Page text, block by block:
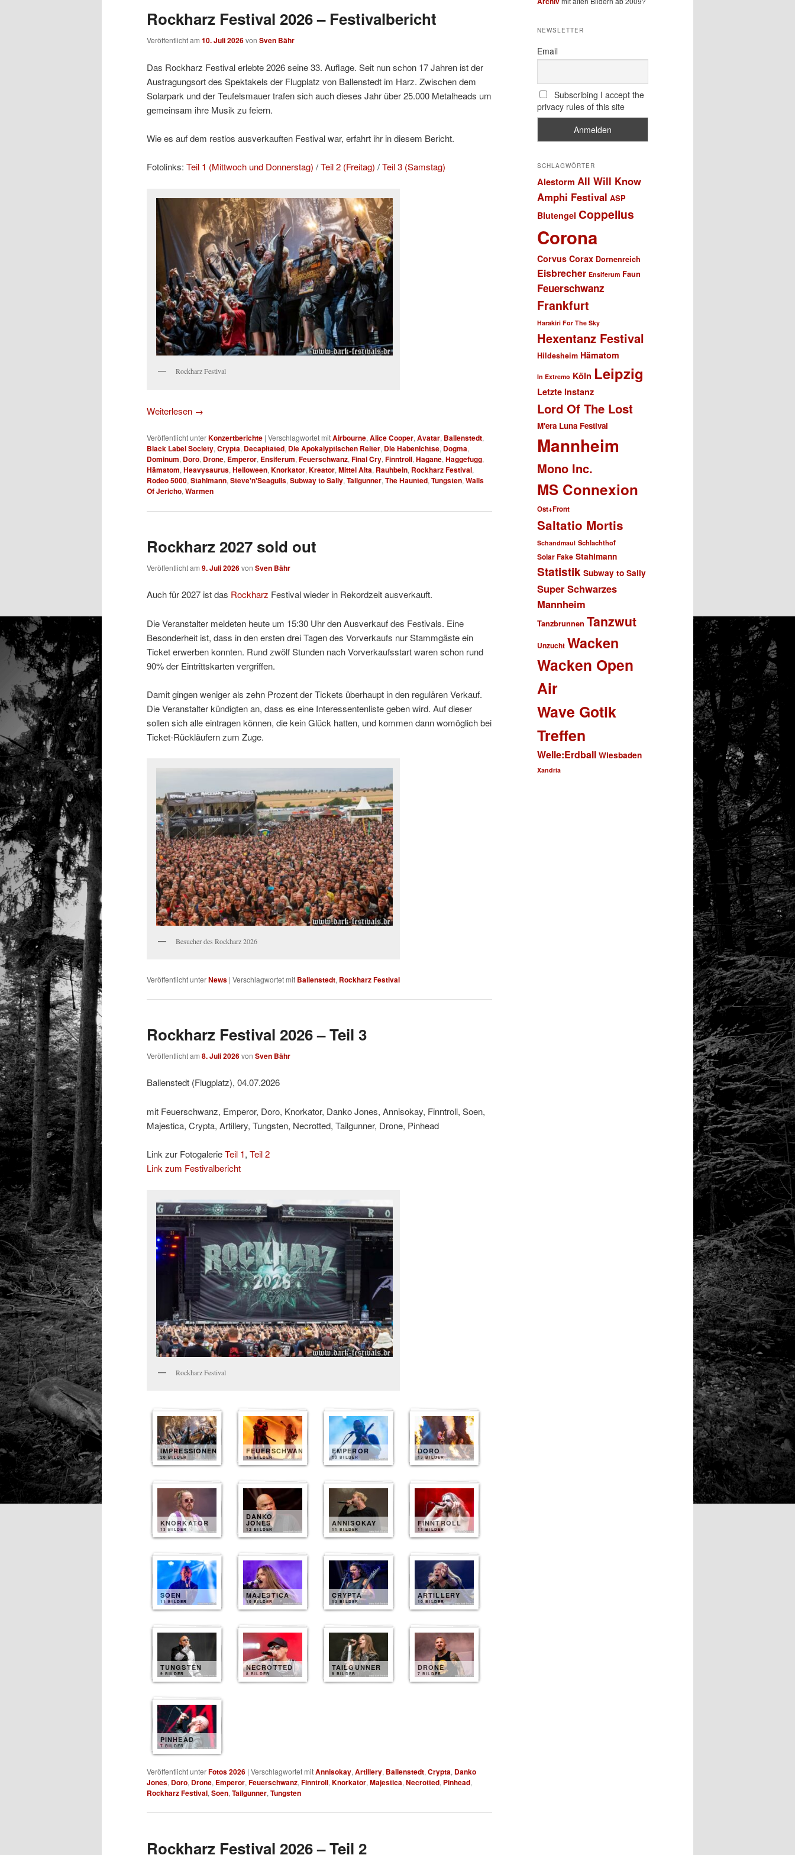
Rockharz Festival 2026 – Festivalbericht
Veröffentlicht am 10. Juli 2026von Sven Bähr
Das Rockharz Festival erlebte 2026 seine 33. Auflage. Seit nun schon 17 Jahren ist der
Austragungsort des Spektakels der Flugplatz von Ballenstedt im Harz. Zwischen dem
Solarpark und der Teufelsmauer trafen sich auch dieses Jahr über 25.000 Metalheads um
gemeinsam ihre Musik zu feiern.
Wie es auf dem restlos ausverkauften Festival war, erfahrt ihr in diesem Bericht.
Fotolinks: Teil 1 (Mittwoch und Donnerstag) /Teil 2 (Freitag) /Teil 3 (Samstag)
Rockharz Festival
Weiterlesen →
Veröffentlicht unterKonzertberichte | Verschlagwortet mitAirbourne, Alice Cooper, Avatar, Ballenstedt,
Black Label Society, Crypta, Decapitated, Die Apokalyptischen Reiter, Die Habenichtse, Dogma,
Dominum, Doro, Drone, Emperor, Ensiferum, Feuerschwanz, Final Cry, Finntroll, Hagane, Haggefugg,
Hämatom, Heavysaurus, Helloween, Knorkator, Kreator, Mittel Alta, Rauhbein, Rockharz Festival,
Rodeo 5000, Stahlmann, Steve'n'Seagulls, Subway to Sally, Tailgunner, The Haunted, Tungsten, Walls
Of Jericho, Warmen
Rockharz 2027 sold out
Veröffentlicht am 9. Juli 2026von Sven Bähr
Auch für 2027 ist das Rockharz Festival wieder in Rekordzeit ausverkauft.
Die Veranstalter meldeten heute um 15:30 Uhr den Ausverkauf des Festivals. Eine
Besonderheit ist, dass in den ersten drei Tagen des Vorverkaufs nur Stammgäste ein
Ticket erwerben konnten. Rund zwölf Stunden nach Vorverkaufsstart waren schon rund
90% der Eintrittskarten vergriffen.
Damit gingen weniger als zehn Prozent der Tickets überhaupt in den regulären Verkauf.
Die Veranstalter kündigten an, dass es eine Interessentenliste geben wird. Auf dieser
sollen sich alle eintragen können, die kein Glück hatten, und kommen dann womöglich bei
Ticket-Rückläufern zum Zuge.
Besucher des Rockharz 2026
Veröffentlicht unterNews | Verschlagwortet mit Ballenstedt, Rockharz Festival
Rockharz Festival 2026 – Teil 3
Veröffentlicht am 8. Juli 2026von Sven Bähr
Ballenstedt (Flugplatz), 04.07.2026
mit Feuerschwanz, Emperor, Doro, Knorkator, Danko Jones, Annisokay, Finntroll, Soen,
Majestica, Crypta, Artillery, Tungsten, Necrotted, Tailgunner, Drone, Pinhead
Link zur FotogalerieTeil 1, Teil 2
Link zum Festivalbericht
Rockharz Festival
IMPRESSIONEN
20 BILDER
FEUERSCHWANZ
15 BILDER
EMPEROR
10 BILDER
DORO
13 BILDER
KNORKATOR
13 BILDER
DANKO
JONES
12 BILDER
ANNISOKAY
11 BILDER
FINNTROLL
11 BILDER
SOEN
11 BILDER
MAJESTICA
10 BILDER
CRYPTA
10 BILDER
ARTILLERY
10 BILDER
TUNGSTEN
9 BILDER
NECROTTED
8 BILDER
TAILGUNNER
8 BILDER
DRONE
7 BILDER
PINHEAD
7 BILDER
Veröffentlicht unterFotos 2026 | Verschlagwortet mitAnnisokay, Artillery, Ballenstedt, Crypta, Danko
Jones, Doro, Drone, Emperor, Feuerschwanz, Finntroll, Knorkator, Majestica, Necrotted, Pinhead,
Rockharz Festival, Soen, Tailgunner, Tungsten
Rockharz Festival 2026 – Teil 2
NEWSLETTER
Email
Subscribing I accept the
privacy rules of this site
SCHLAGWÖRTER
Alestorm All Will Know
Amphi Festival ASP
Blutengel Coppelius
Corona
Corvus Corax Dornenreich
Eisbrecher Ensiferum Faun
Feuerschwanz
Frankfurt
Harakiri For The Sky
Hexentanz Festival
Hildesheim Hämatom
In Extremo Köln Leipzig
Letzte Instanz
Lord Of The Lost
M'era Luna Festival
Mannheim
Mono Inc.
MS Connexion
Ost+Front
Saltatio Mortis
Schandmaul Schlachthof
Solar Fake Stahlmann
Statistik Subway to Sally
Super Schwarzes
Mannheim
Tanzbrunnen Tanzwut
Unzucht Wacken
Wacken Open
Air
Wave Gotik
Treffen
Welle:Erdball Wiesbaden
Xandria